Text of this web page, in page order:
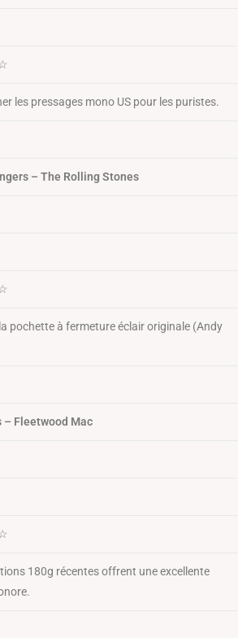
les pressages mono US pour les puristes.
– The Rolling Stones
pochette à fermeture éclair originale (Andy
– Fleetwood Mac
180g récentes offrent une excellente